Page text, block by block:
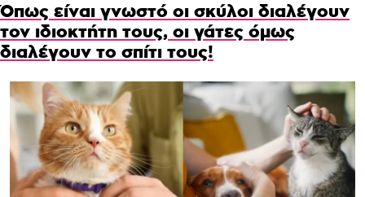
Όπως είναι γνωστό οι σκύλοι διαλέγουν
τον ιδιοκτήτη τους, οι γάτες όμως
διαλέγουν το σπίτι τους!